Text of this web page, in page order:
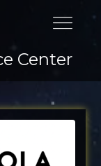
Center